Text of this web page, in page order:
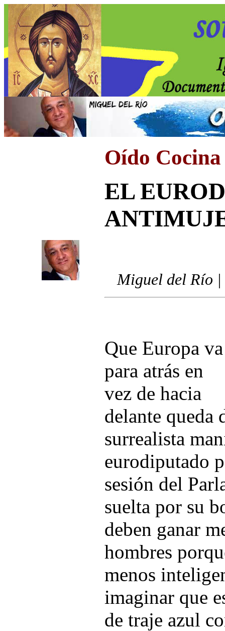
Oído Cocina
EL
Miguel del Río |
Que Europa va
para atrás en
vez de hacia
delante queda
surrealista
eurodiputado
sesión del
suelta por su
deben ganar
hombres
menos
imaginar que
de traje azul